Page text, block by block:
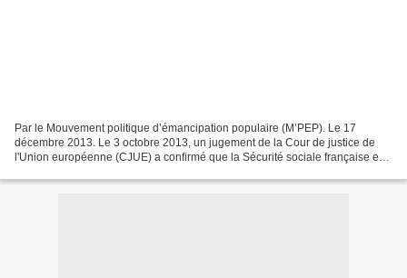
Par le Mouvement politique d’émancipation populaire (M’PEP). Le 17
décembre 2013. Le 3 octobre 2013, un jugement de la Cour de justice de
l'Union européenne (CJUE) a confirmé que la Sécurité sociale française est